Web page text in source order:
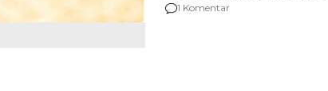
agar Dana Tidak Hangus!
1 Komentar